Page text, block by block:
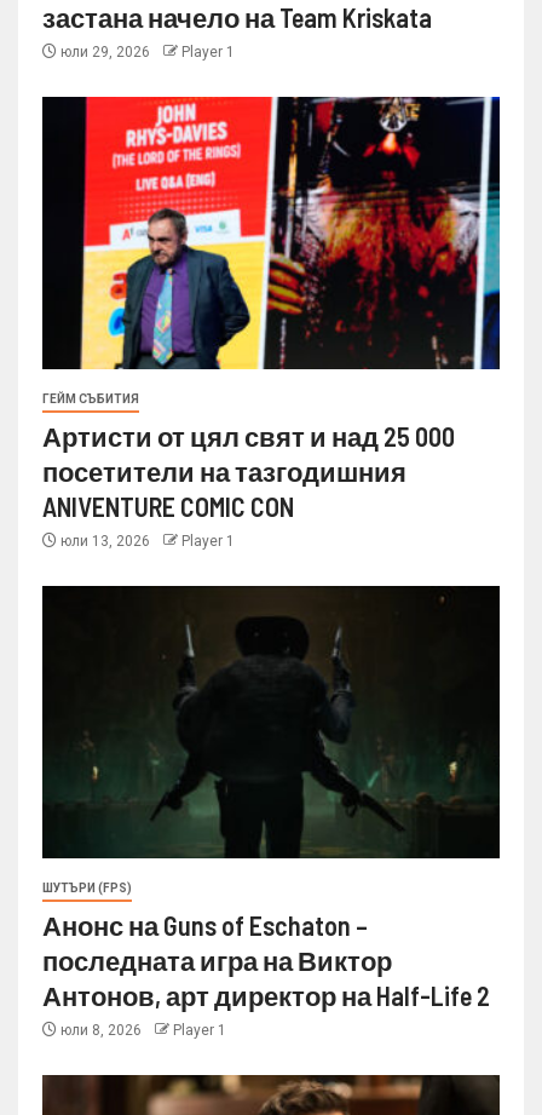
застана начело на Team Kriskata
юли 29, 2026 Player 1
ГЕЙМ СЪБИТИЯ
Артисти от цял свят и над 25 000
посетители на тазгодишния
ANIVENTURE COMIC CON
юли 13, 2026 Player 1
ШУТЪРИ (FPS)
Анонс на Guns of Eschaton –
последната игра на Виктор
Антонов, арт директор на Half-Life 2
юли 8, 2026 Player 1